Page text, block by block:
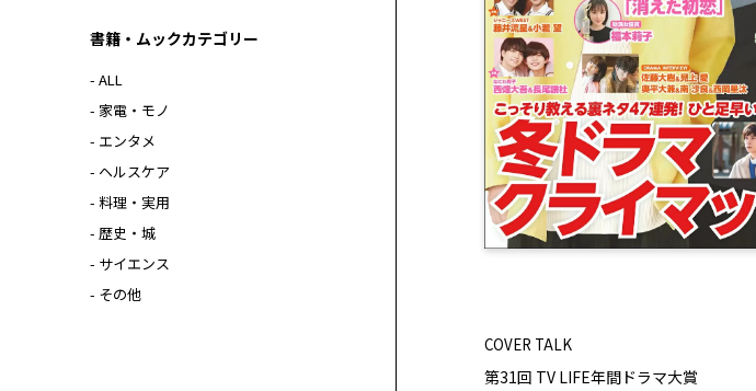
COVER TALK
第31回 TV LIFE年間ドラマ大賞
書籍・ムックカテゴリー
- ALL
- 家電・モノ
- エンタメ
- ヘルスケア
- 料理・実用
- 歴史・城
- サイエンス
- その他